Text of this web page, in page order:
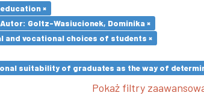
×
Autor: Goltz-Wasiucionek, Dominika ×
and vocational choices of students ×
suitability of graduates as the way of
Pokaż filtry